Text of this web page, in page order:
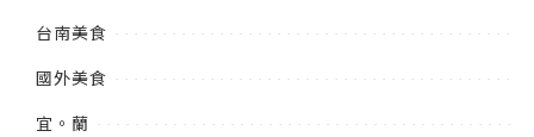
台南美食
國外美食
宜。蘭